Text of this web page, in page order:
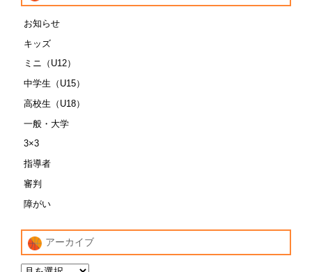
お知らせ
キッズ
ミニ（U12）
中学生（U15）
高校生（U18）
一般・大学
3×3
指導者
審判
障がい
アーカイブ